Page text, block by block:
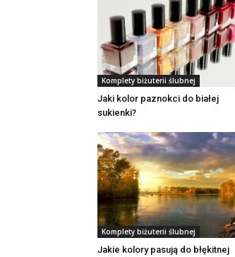
Komplety biżuterii ślubnej
Jaki kolor paznokci do białej
sukienki?
Komplety biżuterii ślubnej
Jakie kolory pasują do błękitnej